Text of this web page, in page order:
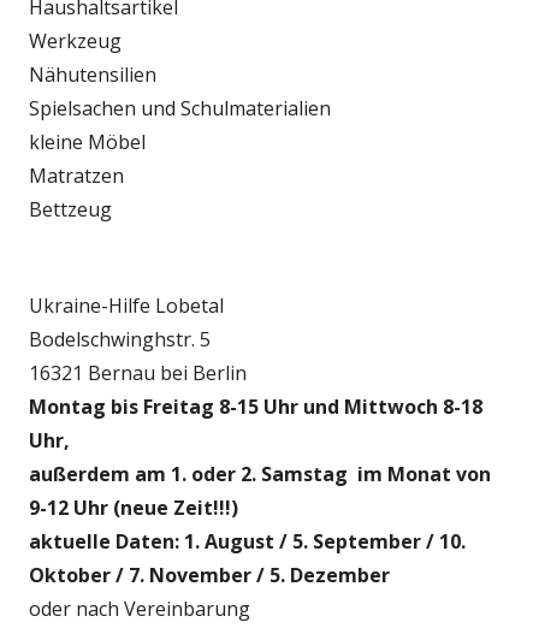
Haushaltsartikel
Werkzeug
Nähutensilien
Spielsachen und Schulmaterialien
kleine Möbel
Matratzen
Bettzeug
Ukraine-Hilfe Lobetal
Bodelschwinghstr. 5
16321 Bernau bei Berlin
Montag bis Freitag 8-15 Uhr und Mittwoch 8-18
Uhr,
außerdem am 1. oder 2. Samstag im Monat von
9-12 Uhr (neue Zeit!!!)
aktuelle Daten: 1. August / 5. September / 10.
Oktober / 7. November / 5. Dezember
oder nach Vereinbarung